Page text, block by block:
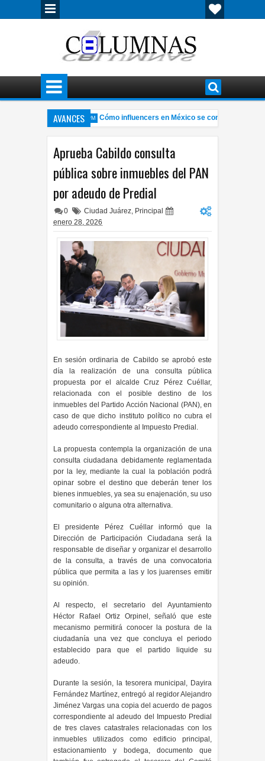
AVANCES
y Juárez 10:22 PM
Cómo influencers en México se convirtieron en
Aprueba Cabildo consulta
pública sobre inmuebles del PAN
por adeudo de Predial
0 Ciudad Juárez, Principal
enero 28, 2026
En sesión ordinaria de Cabildo se aprobó este
día la realización de una consulta pública
propuesta por el alcalde Cruz Pérez Cuéllar,
relacionada con el posible destino de los
inmuebles del Partido Acción Nacional (PAN), en
caso de que dicho instituto político no cubra el
adeudo correspondiente al Impuesto Predial.
La propuesta contempla la organización de una
consulta ciudadana debidamente reglamentada
por la ley, mediante la cual la población podrá
opinar sobre el destino que deberán tener los
bienes inmuebles, ya sea su enajenación, su uso
comunitario o alguna otra alternativa.
El presidente Pérez Cuéllar informó que la
Dirección de Participación Ciudadana será la
responsable de diseñar y organizar el desarrollo
de la consulta, a través de una convocatoria
pública que permita a las y los juarenses emitir
su opinión.
Al respecto, el secretario del Ayuntamiento
Héctor Rafael Ortiz Orpinel, señaló que este
mecanismo permitirá conocer la postura de la
ciudadanía una vez que concluya el periodo
establecido para que el partido liquide su
adeudo.
Durante la sesión, la tesorera municipal, Dayira
Fernández Martínez, entregó al regidor Alejandro
Jiménez Vargas una copia del acuerdo de pagos
correspondiente al adeudo del Impuesto Predial
de tres claves catastrales relacionadas con los
inmuebles utilizados como edificio principal,
estacionamiento y bodega, documento que